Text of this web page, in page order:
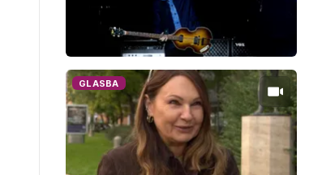
GLASBA